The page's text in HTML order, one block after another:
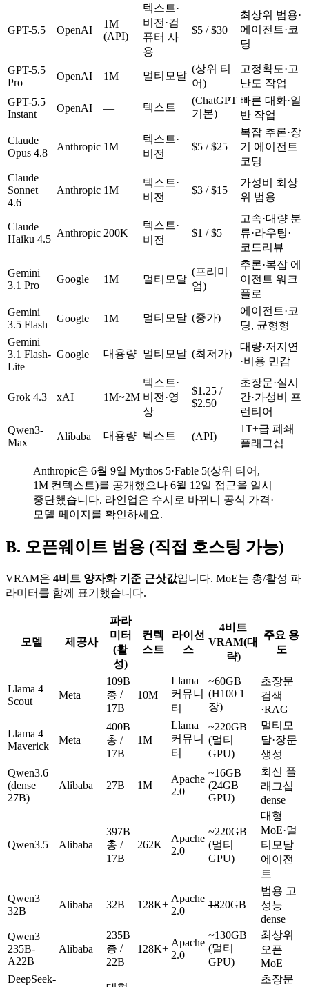
GPT-5.5 OpenAI
1M
(API)
텍스트·
비전·컴
퓨터 사
용
$5 / $30
최상위 범용·
에이전트·코
딩
GPT-5.5
Pro
OpenAI 1M 멀티모달
(상위 티
어)
고정확도·고
난도 작업
GPT-5.5
Instant
OpenAI — 텍스트
(ChatGPT
기본)
빠른 대화·일
반 작업
Claude
Opus 4.8
Anthropic 1M
텍스트·
비전
$5 / $25
복잡 추론·장
기 에이전트
코딩
Claude
Sonnet
4.6
Anthropic 1M
텍스트·
비전
$3 / $15
가성비 최상
위 범용
Claude
Haiku 4.5
Anthropic 200K
텍스트·
비전
$1 / $5
고속·대량 분
류·라우팅·
코드리뷰
Gemini
3.1 Pro
Google 1M 멀티모달
(프리미
엄)
추론·복잡 에
이전트 워크
플로
Gemini
3.5 Flash
Google 1M 멀티모달 (중가)
에이전트·코
딩, 균형형
Gemini
3.1 Flash-
Lite
Google 대용량 멀티모달 (최저가)
대량·저지연
·비용 민감
Grok 4.3 xAI 1M~2M
텍스트·
비전·영
상
$1.25 /
$2.50
초장문·실시
간·가성비 프
런티어
Qwen3-
Max
Alibaba 대용량 텍스트 (API)
1T+급 폐쇄
플래그십
Anthropic은 6월 9일 Mythos 5·Fable 5(상위 티어,
1M 컨텍스트)를 공개했으나 6월 12일 접근을 일시
중단했습니다. 라인업은 수시로 바뀌니 공식 가격·
모델 페이지를 확인하세요.
B. 오픈웨이트 범용 (직접 호스팅 가능)
VRAM은 4비트 양자화 기준 근삿값입니다. MoE는 총/활성 파
라미터를 함께 표기했습니다.
모델 제공사
파라
미터
(활
성)
컨텍
스트
라이선
스
4비트
VRAM(대
략)
주요 용
도
Llama 4
Scout
Meta
109B
총 /
17B
10M
Llama
커뮤니
티
~60GB
(H100 1
장)
초장문
검색
·RAG
Llama 4
Maverick
Meta
400B
총 /
17B
1M
Llama
커뮤니
티
~220GB
(멀티
GPU)
멀티모
달·장문
생성
Qwen3.6
(dense
27B)
Alibaba 27B 1M
Apache
2.0
~16GB
(24GB
GPU)
최신 플
래그십
dense
Qwen3.5 Alibaba
397B
총 /
17B
262K
Apache
2.0
~220GB
(멀티
GPU)
대형
MoE·멀
티모달
에이전
트
Qwen3
32B
Alibaba 32B 128K+
Apache
2.0
1820GB
범용 고
성능
dense
Qwen3
235B-
A22B
Alibaba
235B
총 /
22B
128K+
Apache
2.0
~130GB
(멀티
GPU)
최상위
오픈
MoE
DeepSeek-
초장문